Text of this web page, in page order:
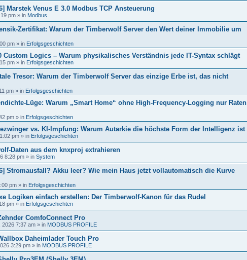
Marstek Venus E 3.0 Modbus TCP Ansteuerung
pm » in Modbus
Zertifikat: Warum der Timberwolf Server den Wert deiner Immobilie um
pm » in Erfolgsgeschichten
Custom Logics – Warum physikalisches Verständnis jede IT-Syntax schlägt
pm » in Erfolgsgeschichten
Tresor: Warum der Timberwolf Server das einzige Erbe ist, das nicht
pm » in Erfolgsgeschichten
Lüge: Warum „Smart Home“ ohne High-Frequency-Logging nur Raten
pm » in Erfolgsgeschichten
vs. KI-Impfung: Warum Autarkie die höchste Form der Intelligenz ist
pm » in Erfolgsgeschichten
Daten aus dem knxproj extrahieren
8:28 pm » in System
Stromausfall? Akku leer? Wie mein Haus jetzt vollautomatisch die Kurve
pm » in Erfolgsgeschichten
Logiken einfach erstellen: Der Timberwolf-Kanon für das Rudel
pm » in Erfolgsgeschichten
ComfoConnect Pro
2026 7:37 am » in MODBUS PROFILE
Daheimlader Touch Pro
3:29 pm » in MODBUS PROFILE